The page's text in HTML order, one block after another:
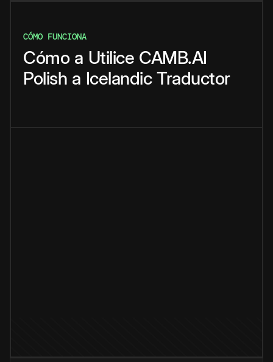
CÓMO FUNCIONA
Cómo a Utilice CAMB.AI
Polish a Icelandic Traductor